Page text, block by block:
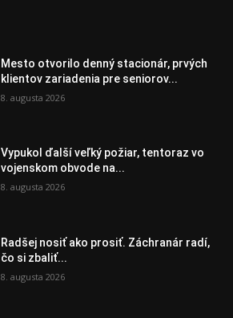
Mesto otvorilo denný stacionár, prvých
klientov zariadenia pre seniorov...
8. augusta 2026
Vypukol ďalší veľký požiar, tentoraz vo
vojenskom obvode na...
8. augusta 2026
Radšej nosiť ako prosiť. Záchranár radí,
čo si zbaliť...
8. augusta 2026